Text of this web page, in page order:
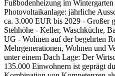
Fußbodenheizung im
Photovoltaikanlage: jährliche
ca. 3.000 EUR bis 2029 - Großer
Stehhöhe - Keller, Waschküche,
UG - Wohnen auf der begehrten
Mehrgenerationen, Wohnen und
unter einem Dach Lage: Der
135.000 Einwohnern ist geprägt